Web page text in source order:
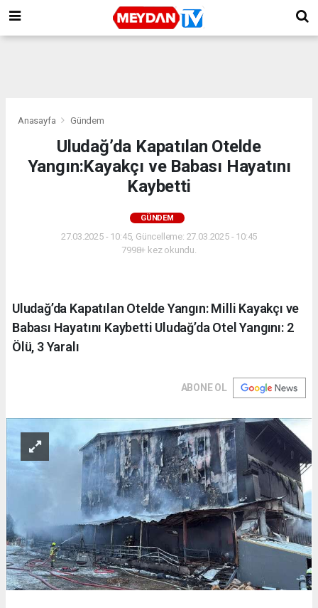
Anasayfa Gündem
Uludağ’da Kapatılan Otelde
Yangın:Kayakçı ve Babası Hayatını
Kaybetti
GÜNDEM
27.03.2025 - 10:45, Güncelleme: 27.03.2025 - 10:45
7998+ kez okundu.
Uludağ’da Kapatılan Otelde Yangın: Milli Kayakçı ve
Babası Hayatını Kaybetti Uludağ’da Otel Yangını: 2
Ölü, 3 Yaralı
ABONE OL